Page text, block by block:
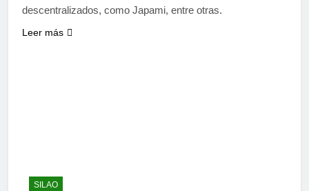
descentralizados, como Japami, entre otras.
Leer más
SILAO